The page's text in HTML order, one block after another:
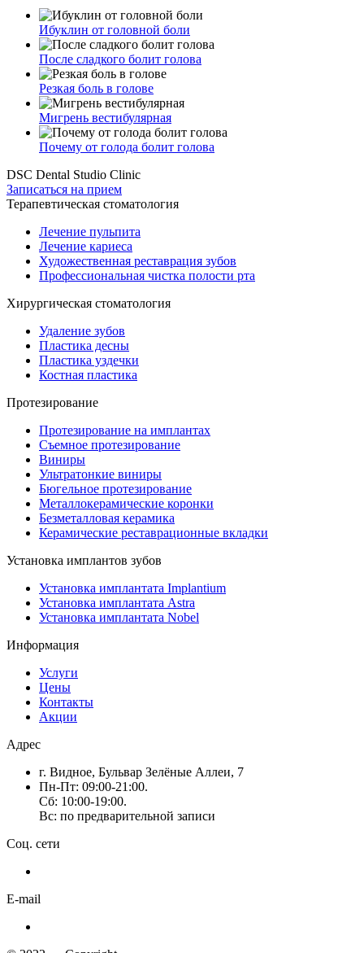
Ибуклин от головной боли
После сладкого болит голова
Резкая боль в голове
Мигрень вестибулярная
Почему от голода болит голова
DSC Dental Studio Clinic
Записаться на прием
Терапевтическая стоматология
Лечение пульпита
Лечение кариеса
Художественная реставрация зубов
Профессиональная чистка полости рта
Хирургическая стоматология
Удаление зубов
Пластика десны
Пластика уздечки
Костная пластика
Протезирование
Протезирование на имплантах
Съемное протезирование
Виниры
Ультратонкие виниры
Бюгельное протезирование
Металлокерамические коронки
Безметалловая керамика
Керамические реставрационные вкладки
Установка имплантов зубов
Установка имплантата Implantium
Установка имплантата Astra
Установка имплантата Nobel
Информация
Услуги
Цены
Контакты
Акции
Адрес
г. Видное, Бульвар Зелёные Аллеи, 7
Пн-Пт: 09:00-21:00.
Сб: 10:00-19:00.
Вс: по предварительной записи
Соц. сети
E-mail